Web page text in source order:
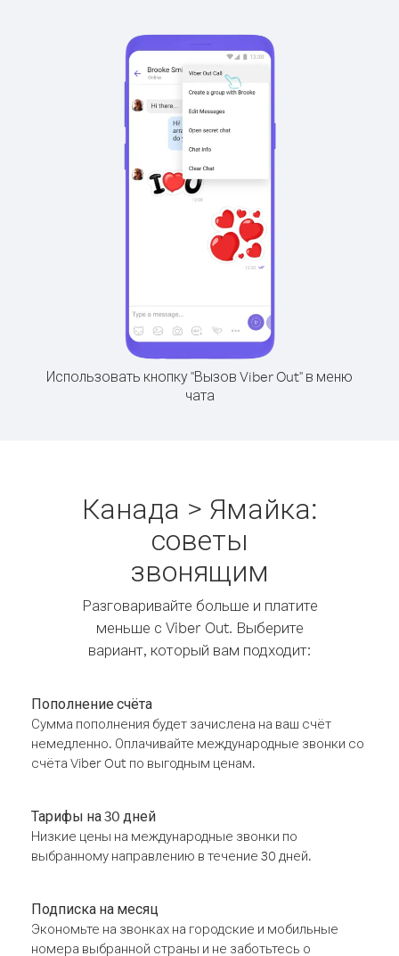
Использовать кнопку "Вызов Viber Out" в меню
чата
Канада > Ямайка:
советы
звонящим
Разговаривайте больше и платите
меньше с Viber Out. Выберите
вариант, который вам подходит:
Пополнение счёта
Сумма пополнения будет зачислена на ваш счёт
немедленно. Оплачивайте международные звонки со
счёта Viber Out по выгодным ценам.
Тарифы на 30 дней
Низкие цены на международные звонки по
выбранному направлению в течение 30 дней.
Подписка на месяц
Экономьте на звонках на городские и мобильные
номера выбранной страны и не заботьтесь о